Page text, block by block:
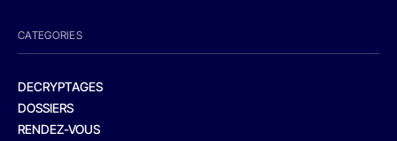
CATEGORIES
DECRYPTAGES
DOSSIERS
RENDEZ-VOUS